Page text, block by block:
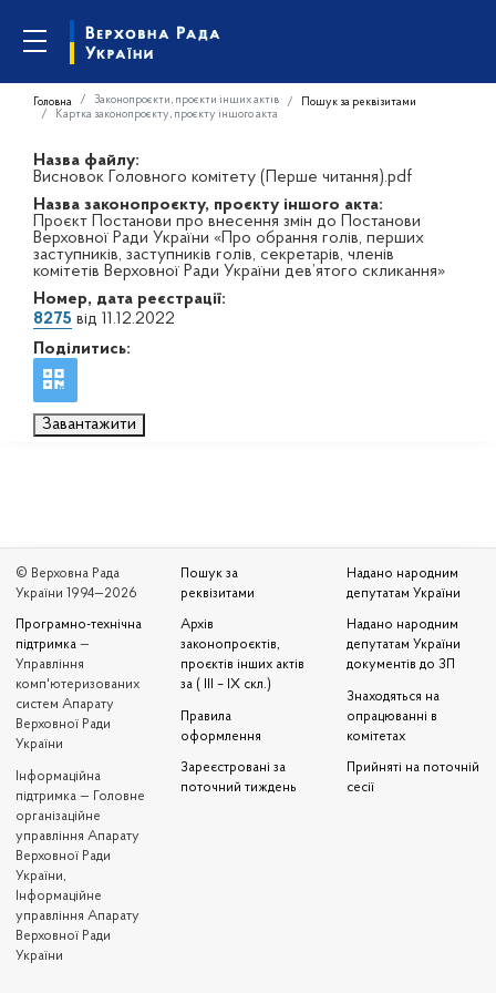
Головна Законопроєкти, проєкти інших актів
Пошук за реквізитами
Картка законопроєкту, проєкту іншого акта
Назва файлу:
Висновок Головного комітету (Перше читання).pdf
Назва законопроєкту, проєкту іншого акта:
Проєкт Постанови про внесення змін до Постанови
Верховної Ради України «Про обрання голів, перших
заступників, заступників голів, секретарів, членів
комітетів Верховної Ради України дев’ятого скликання»
Номер, дата реєстрації:
8275 від 11.12.2022
Поділитись:
Завантажити
© Верховна Рада
України 1994—2026
Програмно-технічна
підтримка —
Управління
комп'ютеризованих
систем Апарату
Верховної Ради
України
Iнформаційна
підтримка — Головне
організаційне
управління Апарату
Верховної Ради
України,
Інформаційне
управління Апарату
Верховної Ради
України
Пошук за
реквізитами
Архів
законопроєктів,
проєктів інших актів
за ( III – IX скл.)
Правила
оформлення
Зареєстровані за
поточний тиждень
Надано народним
депутатам України
Надано народним
депутатам України
документів до ЗП
Знаходяться на
опрацюванні в
комітетах
Прийняті на поточній
сесії